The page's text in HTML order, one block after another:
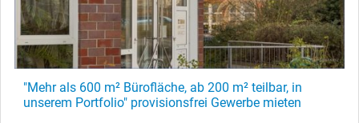
"Mehr als 600 m² Bürofläche, ab 200 m² teilbar, in
unserem Portfolio" provisionsfrei Gewerbe mieten